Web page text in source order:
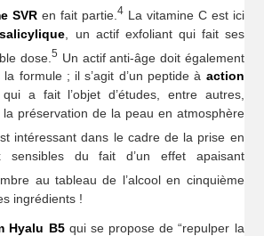
SVR en fait partie. 4La vitamine C est ici
, un actif exfoliant qui fait ses
dose.5 Un actif anti-âge doit également
formule ; il s’agit d’un peptide à action
qui a fait l’objet d’études, entre autres,
préservation de la peau en atmosphère
intéressant dans le cadre de la prise en
sensibles du fait d’un effet apaisant
au tableau de l’alcool en cinquième
ingrédients !
Hyalu B5qui se propose de “repulper la